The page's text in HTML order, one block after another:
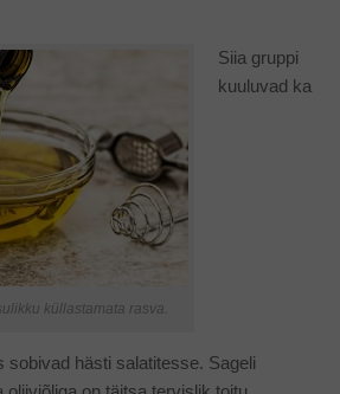
küllastamata rasva.
Siia gruppi
kuuluvad ka
sobivad hästi salatitesse. Sageli